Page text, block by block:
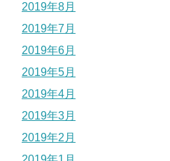
2019年8月
2019年7月
2019年6月
2019年5月
2019年4月
2019年3月
2019年2月